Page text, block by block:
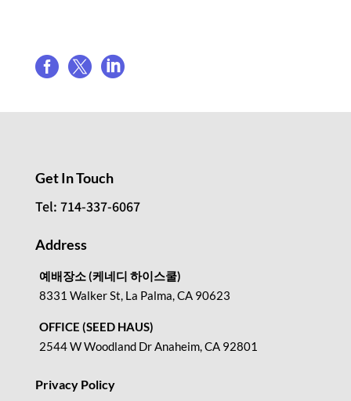
  
Get In Touch
Tel: 714-337-6067
Address
예배장소 (케네디 하이스쿨)
8331 Walker St, La Palma, CA 90623
OFFICE (SEED HAUS)
2544 W Woodland Dr Anaheim, CA 92801
Privacy Policy